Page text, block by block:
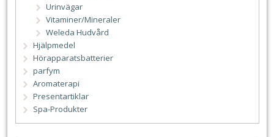
Urinvägar
Vitaminer/Mineraler
Weleda Hudvård
Hjälpmedel
Hörapparatsbatterier
parfym
Aromaterapi
Presentartiklar
Spa-Produkter